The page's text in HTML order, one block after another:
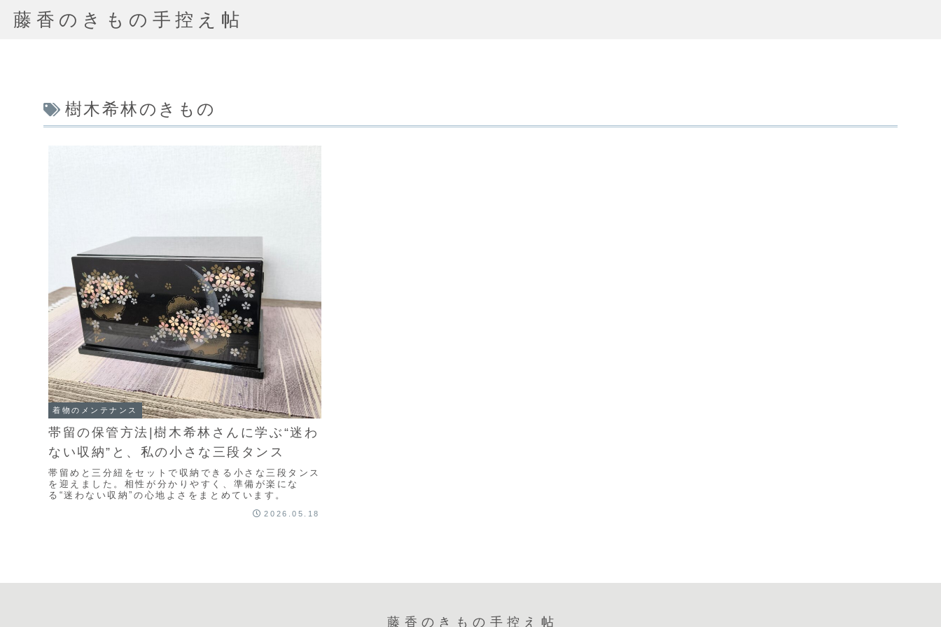
藤香のきもの手控え帖
樹木希林のきもの
着物のメンテナンス
帯留の保管方法|樹木希林さんに学ぶ“迷わ
ない収納”と、私の小さな三段タンス
帯留めと三分紐をセットで収納できる小さな三段タンス
を迎えました。相性が分かりやすく、準備が楽にな
る“迷わない収納”の心地よさをまとめています。
2026.05.18
藤香のきもの手控え帖